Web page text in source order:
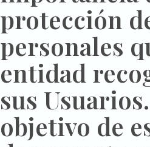
protección
personales
entidad
sus
objetivo de